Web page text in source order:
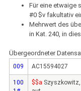
Für eine etwaige
#0 $v fakultativ
Mehrwert des
in Kat. 240, in
Übergeordneter
009 AC15594027
100
$$a